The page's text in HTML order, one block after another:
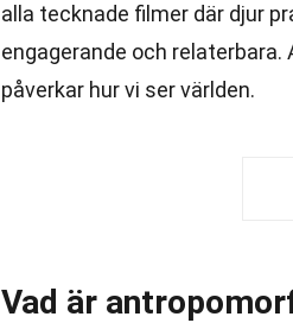
alla tecknade filmer där djur
engagerande och
påverkar hur vi ser världen.
Vad är